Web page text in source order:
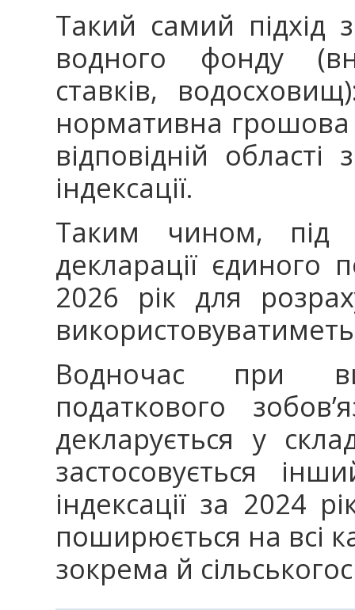
Такий самий підхід
водного фонду
ставків,
нормативна грошова
відповідній
індексації.
Таким чином, під
декларації єдиного
2026 рік для
Водночас при
податкового
декларується у
застосовується
індексації за 2024
поширюється на всі
зокрема й